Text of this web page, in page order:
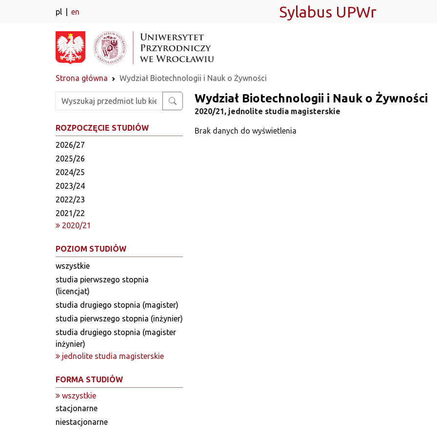
pl en Sylabus UPWr
Strona główna Wydział Biotechnologii i Nauk o Żywności
Wpisz szukaną frazę
ROZPOCZĘCIE STUDIÓW
2026/27
2025/26
2024/25
2023/24
2022/23
2021/22
2020/21
POZIOM STUDIÓW
wszystkie
studia pierwszego stopnia
(licencjat)
studia drugiego stopnia (magister)
studia pierwszego stopnia (inżynier)
studia drugiego stopnia (magister
inżynier)
jednolite studia magisterskie
FORMA STUDIÓW
wszystkie
stacjonarne
niestacjonarne
Wydział Biotechnologii i Nauk o Żywności
2020/21, jednolite studia magisterskie
Brak danych do wyświetlenia